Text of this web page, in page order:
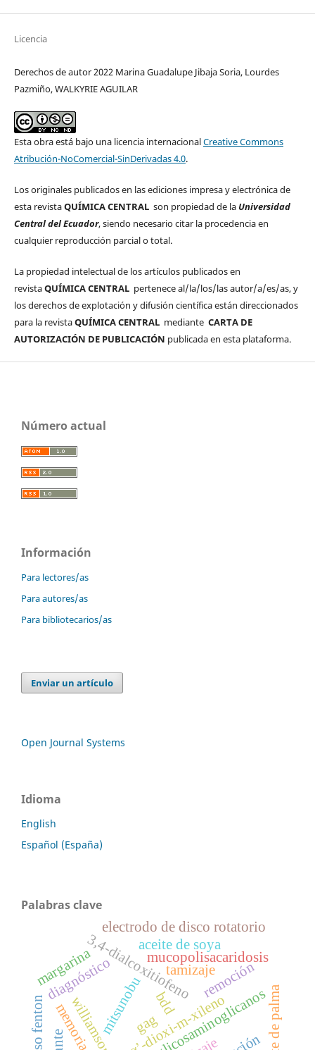
Licencia
Derechos de autor 2022 Marina Guadalupe Jibaja Soria, Lourdes
Pazmiño, WALKYRIE AGUILAR
Esta obra está bajo una licencia internacionalCreative Commons
Atribución-NoComercial-SinDerivadas 4.0.
Los originales publicados en las ediciones impresa y electrónica de
esta revistaQUÍMICA CENTRAL son propiedad de la Universidad
Central del Ecuador, siendo necesario citar la procedencia en
cualquier reproducción parcial o total.
La propiedad intelectual de los artículos publicados en
revistaQUÍMICA CENTRAL pertenece al/la/los/las autor/a/es/as, y
los derechos de explotación y difusión científica están direccionados
para la revistaQUÍMICA CENTRAL mediante CARTA DE
AUTORIZACIÓN DE PUBLICACIÓN publicada en esta plataforma.
Número actual
Información
Para lectores/as
Para autores/as
Para bibliotecarios/as
Enviar un artículo
Open Journal Systems
Idioma
English
Español (España)
Palabras clave
williamsonmitsunobu
3,4-dialcoxitiofenomucopolisacaridosis
glicosaminoglicanos
gag
tamizaje
diagnóstico
bdd
electrodo de disco rotatorio
memoria
margarina
aceite de palma
aceite de soya
remoción